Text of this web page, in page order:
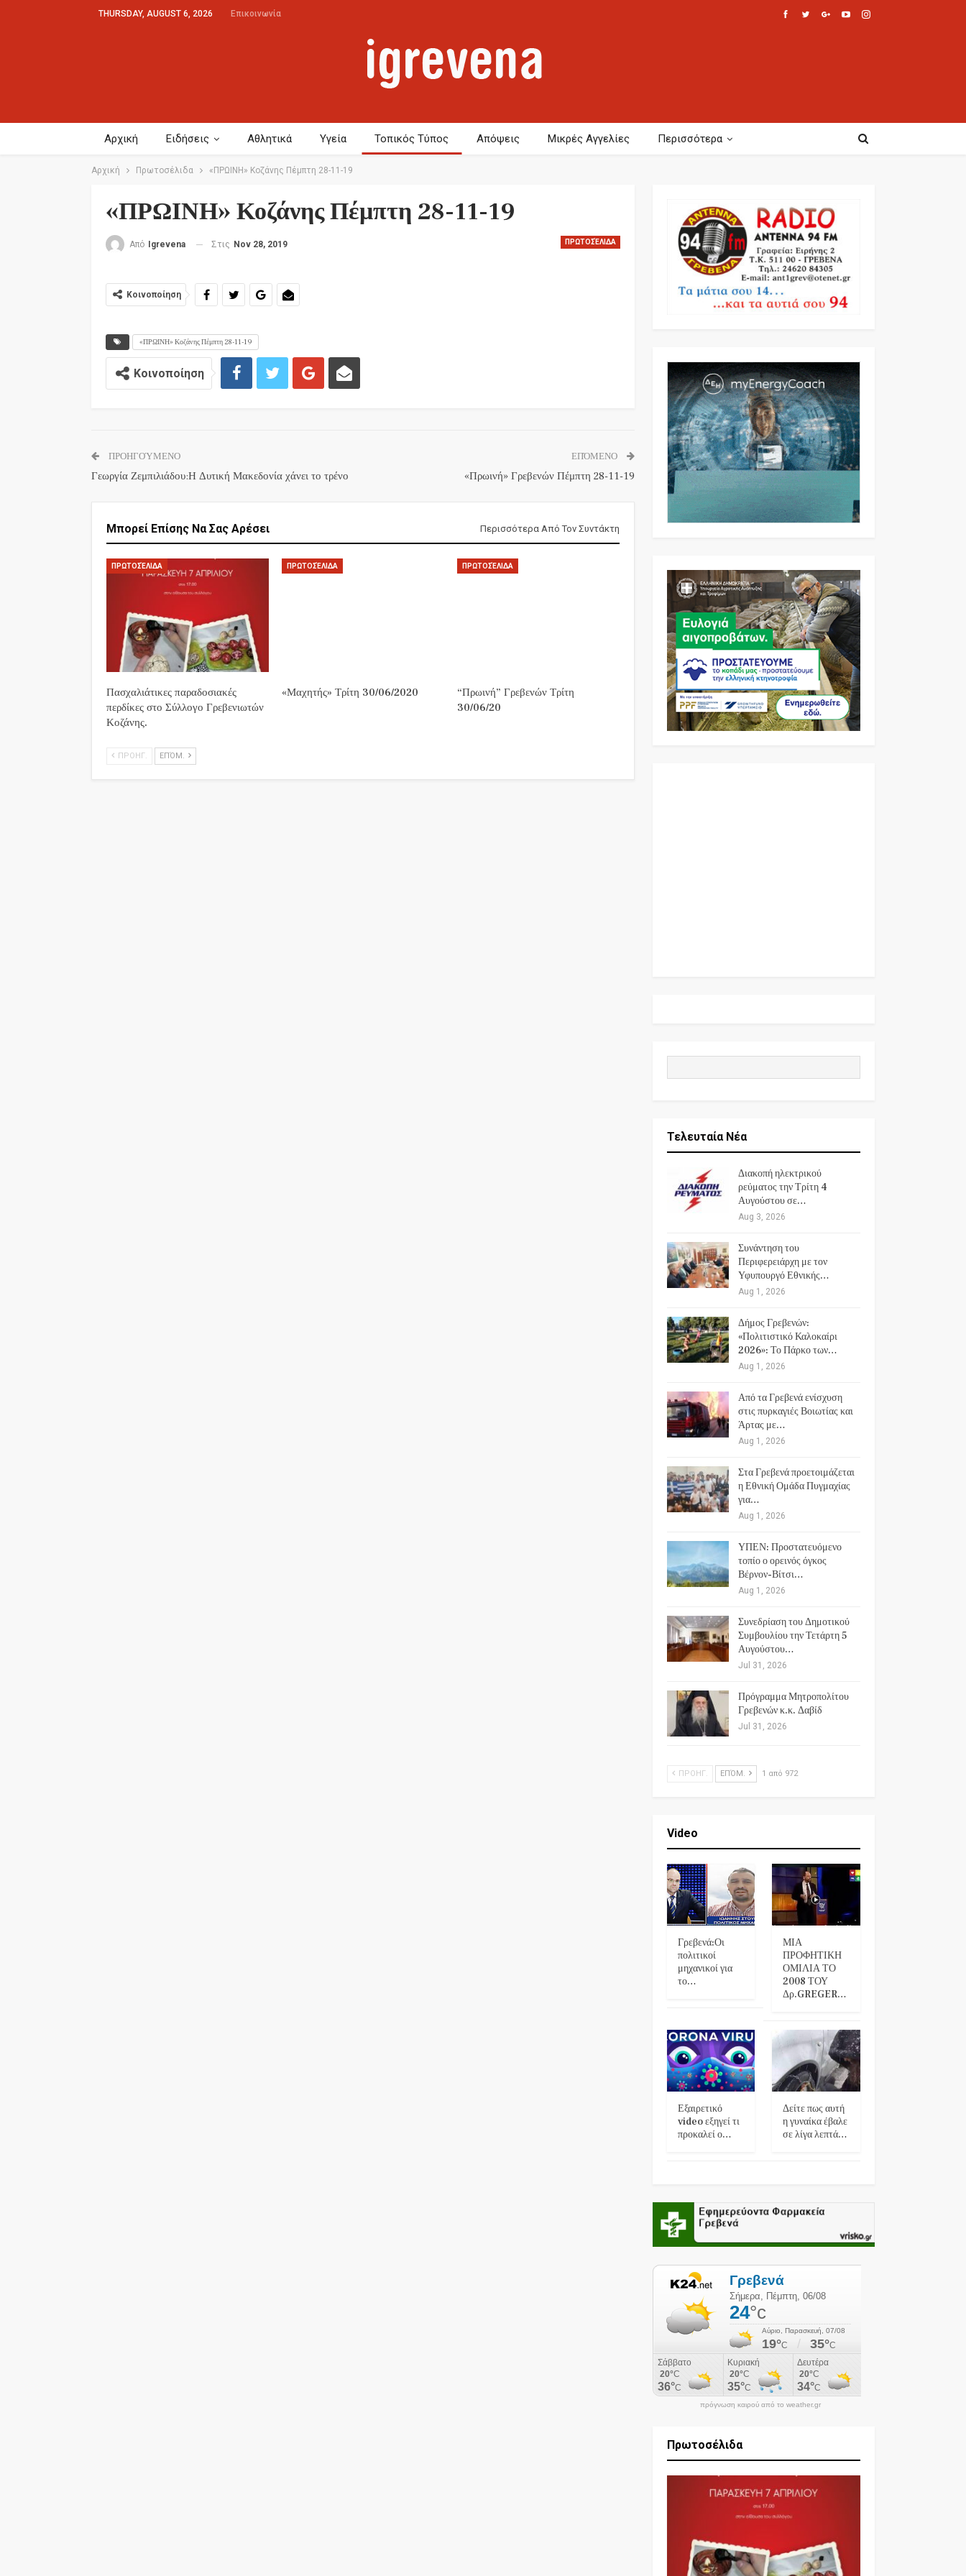
THURSDAY, AUGUST 6, 2026 Επικοινωνία
Αρχική Ειδήσεις Αθλητικά Υγεία Τοπικός Τύπος Απόψεις Μικρές Αγγελίες Περισσότερα
Αρχική Πρωτοσέλιδα «ΠΡΩΙΝΗ» Κοζάνης Πέμπτη 28-11-19
«ΠΡΩΙΝΗ» Κοζάνης Πέμπτη 28-11-19
ΠΡΩΤΟΣΈΛΙΔΑ
Από Igrevena Στις Nov 28, 2019
Κοινοποίηση
«ΠΡΩΙΝΗ» Κοζάνης Πέμπτη 28-11-19
Κοινοποίηση
ΠΡΟΗΓΟΎΜΕΝΟ
Γεωργία Ζεμπιλιάδου:Η Δυτική Μακεδονία χάνει το τρένο
ΕΠΌΜΕΝΟ
«Πρωινή» Γρεβενών Πέμπτη 28-11-19
Μπορεί Επίσης Να Σας Αρέσει Περισσότερα Από Τον Συντάκτη
ΠΡΩΤΟΣΈΛΙΔΑ
Πασχαλιάτικες παραδοσιακές
περδίκες στο Σύλλογο Γρεβενιωτών
Κοζάνης.
ΠΡΩΤΟΣΈΛΙΔΑ
«Μαχητής» Τρίτη 30/06/2020
ΠΡΩΤΟΣΈΛΙΔΑ
“Πρωινή” Γρεβενών Τρίτη
30/06/20
ΠΡΟΗΓ. ΕΠΌΜ.
Τελευταία Νέα
Διακοπή ηλεκτρικού
ρεύματος την Τρίτη 4
Αυγούστου σε…
Aug 3, 2026
Συνάντηση του
Περιφερειάρχη με τον
Υφυπουργό Εθνικής…
Aug 1, 2026
Δήμος Γρεβενών:
«Πολιτιστικό Καλοκαίρι
2026»: Το Πάρκο των…
Aug 1, 2026
Από τα Γρεβενά ενίσχυση
στις πυρκαγιές Βοιωτίας και
Άρτας με…
Aug 1, 2026
Στα Γρεβενά προετοιμάζεται
η Εθνική Ομάδα Πυγμαχίας
για…
Aug 1, 2026
ΥΠΕΝ: Προστατευόμενο
τοπίο ο ορεινός όγκος
Βέρνον-Βίτσι…
Aug 1, 2026
Συνεδρίαση του Δημοτικού
Συμβουλίου την Τετάρτη 5
Αυγούστου…
Jul 31, 2026
Πρόγραμμα Μητροπολίτου
Γρεβενών κ.κ. Δαβίδ
Jul 31, 2026
ΠΡΟΗΓ. ΕΠΌΜ. 1 από 972
Video
Γρεβενά:Οι
πολιτικοί
μηχανικοί για
το…
ΜΙΑ
ΠΡΟΦΗΤΙΚΗ
ΟΜΙΛΙΑ ΤΟ
2008 ΤΟΥ
Δρ.GREGER…
Εξαιρετικό
video εξηγεί τι
προκαλεί ο…
Δείτε πως αυτή
η γυναίκα έβαλε
σε λίγα λεπτά…
πρόγνωση καιρού από το weather.gr
Πρωτοσέλιδα